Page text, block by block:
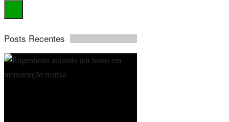
Posts Recentes